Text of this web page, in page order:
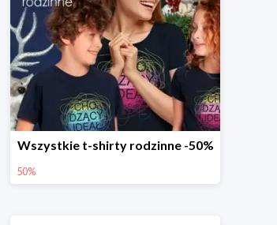
Wszystkie t-shirty rodzinne -50%
50%